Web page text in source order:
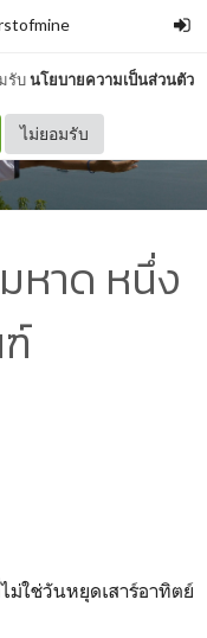
รับนโยบายความเป็นส่วนตัว
ไม่ยอมรับ
หาด หนึ่ง
ม่ใช่วันหยุดเสาร์อาทิตย์